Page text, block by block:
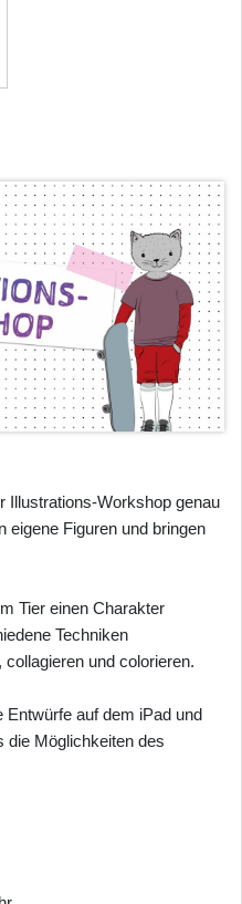
Illustrations-Workshop genau
eigene Figuren und bringen
Tier einen Charakter
Techniken
und colorieren.
Entwürfe auf dem iPad und
die Möglichkeiten des